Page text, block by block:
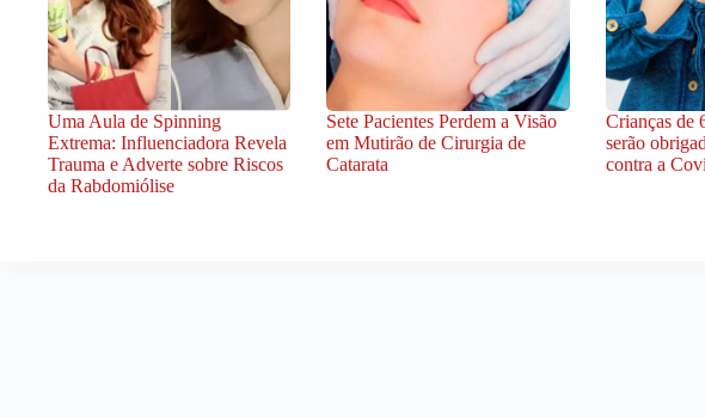
Uma Aula de Spinning
Extrema: Influenciadora Revela
Trauma e Adverte sobre Riscos
da Rabdomiólise
Sete Pacientes Perdem a Visão
em Mutirão de Cirurgia de
Catarata
Crianças de
serão
contra a